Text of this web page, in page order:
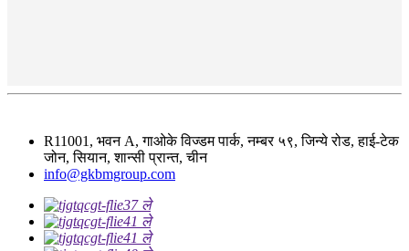
R11001, भवन A, गाओके विज्डम पार्क, नम्बर ५९, जिन्ये रोड, हाई-टेक
जोन, सियान, शान्सी प्रान्त, चीन
info@gkbmgroup.com